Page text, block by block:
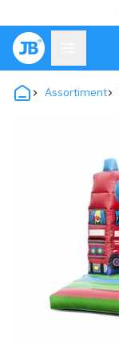
Assortiment